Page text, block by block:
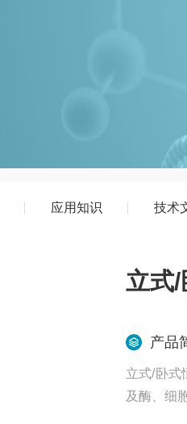
应用知识 技术
立式/
产品
立式/卧式
及酶、细